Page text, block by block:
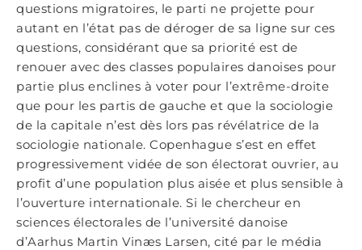
questions migratoires, le parti ne projette pour
autant en l’état pas de déroger de sa ligne sur ces
questions, considérant que sa priorité est de
renouer avec des classes populaires danoises pour
partie plus enclines à voter pour l’extrême-droite
que pour les partis de gauche et que la sociologie
de la capitale n’est dès lors pas révélatrice de la
sociologie nationale. Copenhague s’est en effet
progressivement vidée de son électorat ouvrier, au
profit d’une population plus aisée et plus sensible à
l’ouverture internationale. Si le chercheur en
sciences électorales de l’université danoise
d’Aarhus Martin Vinæs Larsen, cité par le média